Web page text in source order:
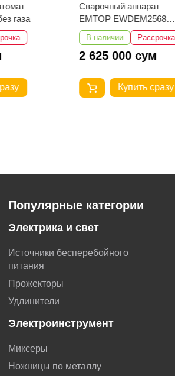
Сварочный аппарат
EMTOP EWDEM2568
MMA/TIG Lift
В наличии Рассрочка
2 625 000 сум
Купить сразу
Популярные категории
Электрика и свет
Источники бесперебойного
питания
Прожекторы
Удлинители
Электроинструмент
Миксеры
Ножницы по металлу